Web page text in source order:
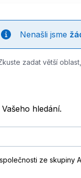
Nenašli jsme
zadat větší
hledání.
ze skupiny